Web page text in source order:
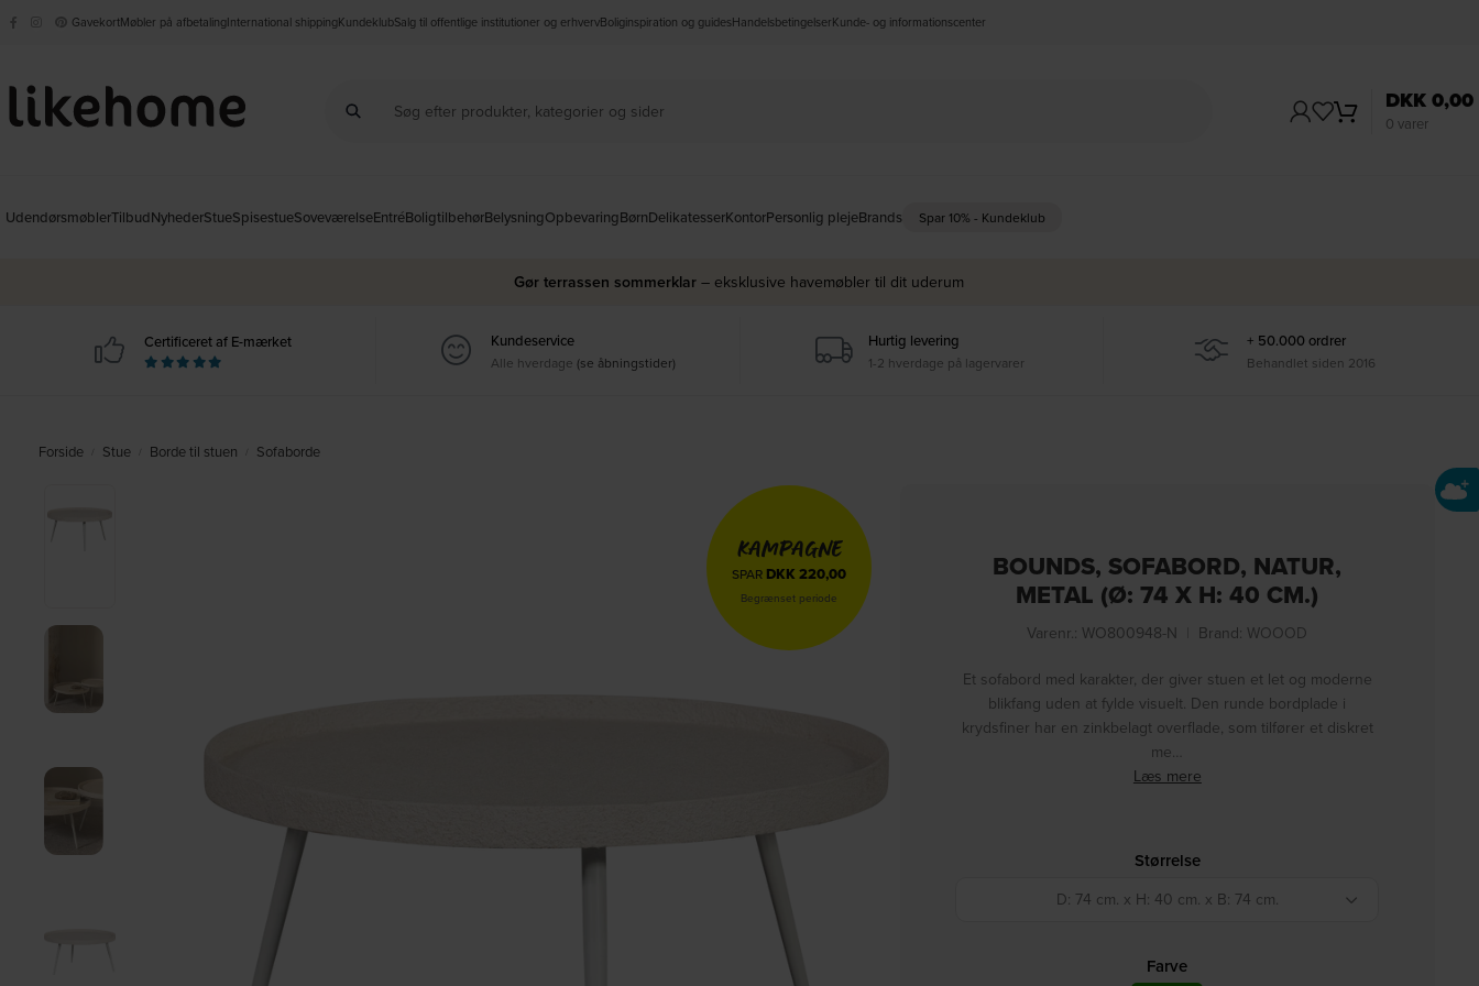
GavekortMøbler på afbetalingInternational shippingKundeklubSalg til offentlige institutioner og erhvervBoliginspiration og guidesHandelsbetingelserKunde- og informationscenter
0 varer
DKK0,00
UdendørsmøblerTilbudNyhederStueSpisestueSoveværelseEntréBoligtilbehørBelysningOpbevaringBørnDelikatesserKontorPersonlig plejeBrands Spar 10% - Kundeklub
Gør terrassen sommerklar – eksklusive havemøbler til dit uderum
Certificeret af E-mærket Kundeservice
Alle hverdage (se åbningstider)
Hurtig levering
1-2 hverdage på lagervarer
+ 50.000 ordrer
Behandlet siden 2016
Forside Stue Borde til stuen Sofaborde
KAMPAGNE
SPAR DKK 220,00
Begrænset periode
BOUNDS, SOFABORD, NATUR,
METAL (Ø: 74 X H: 40 CM.)
Varenr.: WO800948-N Brand: WOOOD
Et sofabord med karakter, der giver stuen et let og moderne
blikfang uden at fylde visuelt. Den runde bordplade i
krydsfiner har en zinkbelagt overflade, som tilfører et diskret
me…
Læs mere
Størrelse
D: 74 cm. x H: 40 cm. x B: 74 cm.
Farve